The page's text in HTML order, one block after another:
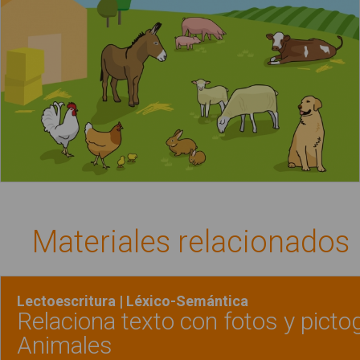
Materiales relacionados
Lectoescritura | Léxico-Semántica
Relaciona texto con fotos y
Animales